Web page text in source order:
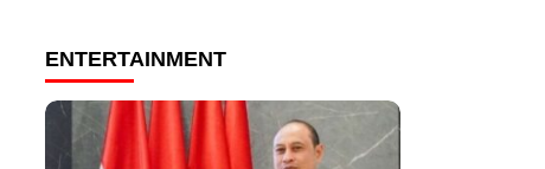
ENTERTAINMENT